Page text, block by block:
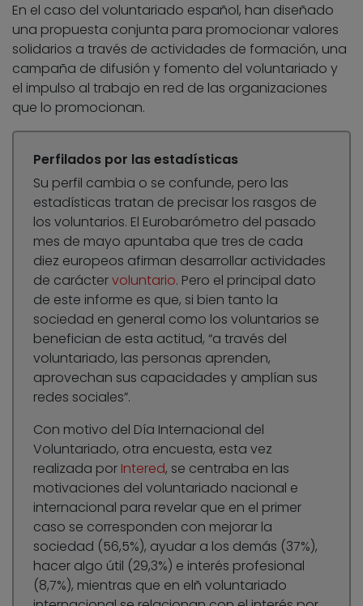
En el caso del voluntariado español, han diseñado
una propuesta conjunta para promocionar valores
solidarios a través de actividades de formación, una
campaña de difusión y fomento del voluntariado y
el impulso al trabajo en red de las organizaciones
que lo promocionan.
Perfilados por las estadísticas
Su perfil cambia o se confunde, pero las
estadísticas tratan de precisar los rasgos de
los voluntarios. El Eurobarómetro del pasado
mes de mayo apuntaba que tres de cada
diez europeos afirman desarrollar actividades
de caráctervoluntario. Pero el principal dato
de este informe es que, si bien tanto la
sociedad en general como los voluntarios se
benefician de esta actitud, “a través del
voluntariado, las personas aprenden,
aprovechan sus capacidades y amplían sus
redes sociales”.
Con motivo del Día Internacional del
Voluntariado, otra encuesta, esta vez
realizada por Intered, se centraba en las
motivaciones del voluntariado nacional e
internacional para revelar que en el primer
caso se corresponden con mejorar la
sociedad (56,5%), ayudar a los demás (37%),
hacer algo útil (29,3%) e interés profesional
(8,7%), mientras que en elñ voluntariado